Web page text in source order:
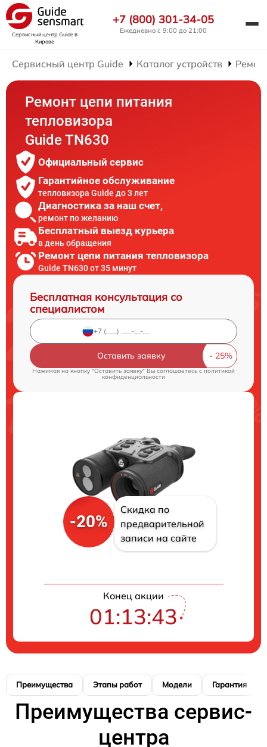
Сервисный центр Guideв
Кирове
+7 (800) 301-34-05
Ежедневно с 9:00 до 21:00
Сервисный центр Guide Каталог устройств
Ремонт цепи питания
тепловизора
Guide TN630
Официальный сервис
Гарантийное обслуживание
тепловизора Guide до 3 лет
Диагностика за наш счет,
ремонт по желанию
Бесплатный выезд курьера
в день обращения
Ремонт цепи питания тепловизора
Guide TN630 от 35 минут
Бесплатная консультация со
специалистом
Оставить заявку
Нажимая на кнопку "Оставить заявку" Вы соглашаетесь cполитикой
конфиденциальности
-20%
Скидка по
предварительной
записи на сайте
Конец акции
01:13:42
Преимущества Этапы работ Модели Гарантия
Преимущества сервис-
центра